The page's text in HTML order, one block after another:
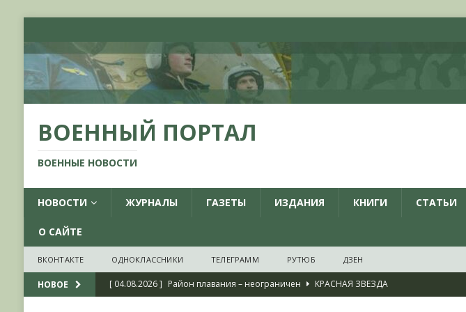
ВОЕННЫЙ ПОРТАЛ
ВОЕННЫЕ НОВОСТИ
НОВОСТИ ЖУРНАЛЫ ГАЗЕТЫ ИЗДАНИЯ КНИГИ СТАТЬИ
О САЙТЕ
ВКОНТАКТЕ ОДНОКЛАССНИКИ ТЕЛЕГРАММ РУТЮБ ДЗЕН
НОВОЕ [ 04.08.2026 ] Район плавания – неограничен
КРАСНАЯ ЗВЕЗДА